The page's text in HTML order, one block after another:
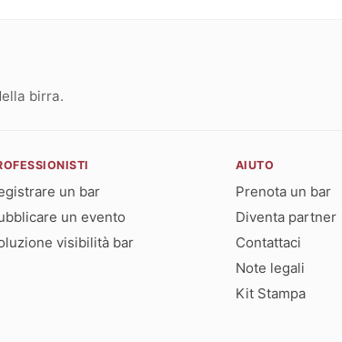
birra.
un bar
un evento
visibilità bar
AIUTO
Prenota un bar
Diventa partner
Contattaci
Note legali
Kit Stampa